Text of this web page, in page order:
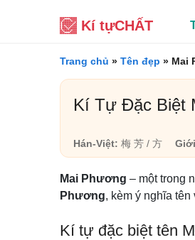
Kí tựCHẤT
Trang chủ » Tên đẹp » Mai
Kí Tự Đặc Biệt
Hán-Việt: 梅 芳 / 方
Mai Phương – một trong
Phương, kèm ý nghĩa
Kí tự đặc biệt tên